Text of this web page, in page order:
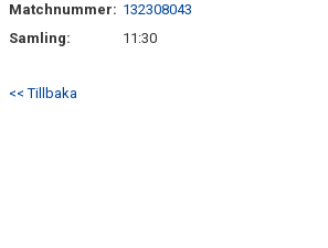
Matchnummer: 132308043
Samling:
11:30
<< Tillbaka